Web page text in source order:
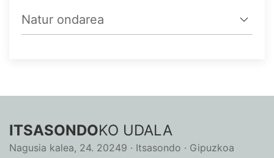
Natur ondarea
ITSASONDOKO UDALA
Nagusia kalea, 24. 20249 · Itsasondo · Gipuzkoa